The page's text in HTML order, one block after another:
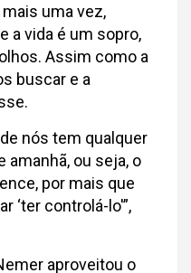
uma vez,
a vida é um sopro,
Assim como a
buscar e a
nós tem qualquer
amanhã, ou seja, o
por mais que
‘ter controlá-lo'”,
aproveitou o